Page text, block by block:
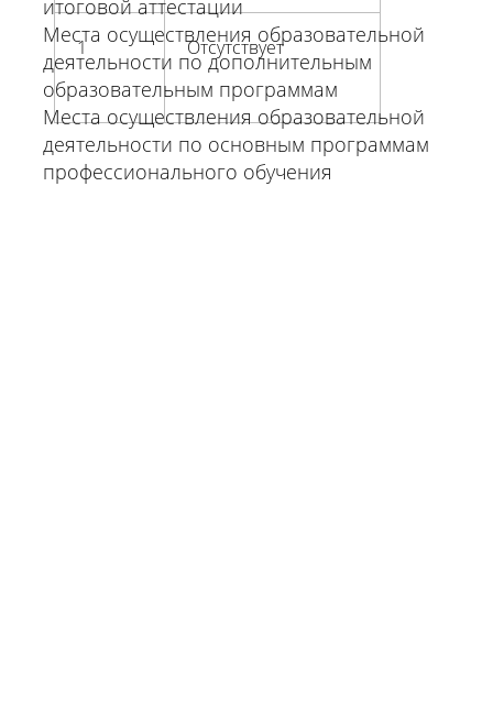
1 Отсутствует
итоговой аттестации
Места осуществления образовательной
деятельности по дополнительным
образовательным программам
Места осуществления образовательной
деятельности по основным программам
профессионального обучения